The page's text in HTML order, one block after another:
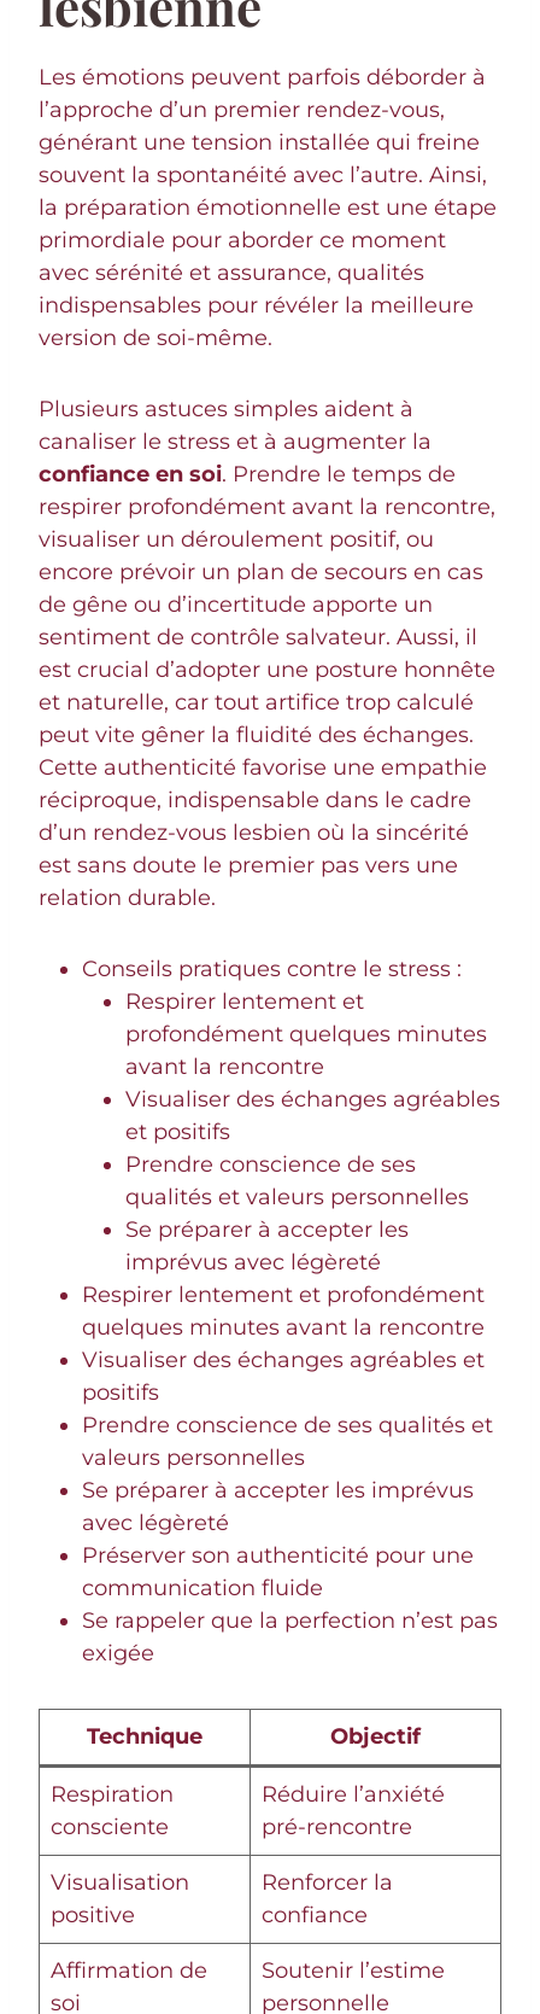
Les émotions peuvent parfois déborder à
l’approche d’un premier rendez-vous,
générant une tension installée qui freine
souvent la spontanéité avec l’autre. Ainsi,
la préparation émotionnelle est une étape
primordiale pour aborder ce moment
avec sérénité et assurance, qualités
indispensables pour révéler la meilleure
version de soi-même.
Plusieurs astuces simples aident à
canaliser le stress et à augmenter la
confiance en soi. Prendre le temps de
respirer profondément avant la rencontre,
visualiser un déroulement positif, ou
encore prévoir un plan de secours en cas
de gêne ou d’incertitude apporte un
sentiment de contrôle salvateur. Aussi, il
est crucial d’adopter une posture honnête
et naturelle, car tout artifice trop calculé
peut vite gêner la fluidité des échanges.
Cette authenticité favorise une empathie
réciproque, indispensable dans le cadre
d’un rendez-vous lesbien où la sincérité
est sans doute le premier pas vers une
relation durable.
Conseils pratiques contre le stress :
Respirer lentement et
profondément quelques minutes
avant la rencontre
Visualiser des échanges agréables
et positifs
Prendre conscience de ses
qualités et valeurs personnelles
Se préparer à accepter les
imprévus avec légèreté
Respirer lentement et profondément
quelques minutes avant la rencontre
Visualiser des échanges agréables et
positifs
Prendre conscience de ses qualités et
valeurs personnelles
Se préparer à accepter les imprévus
avec légèreté
Préserver son authenticité pour une
communication fluide
Se rappeler que la perfection n’est pas
exigée
Technique Objectif
Respiration
consciente
Réduire l’anxiété
pré-rencontre
Visualisation
positive
Renforcer la
confiance
Affirmation de
soi
Soutenir l’estime
personnelle